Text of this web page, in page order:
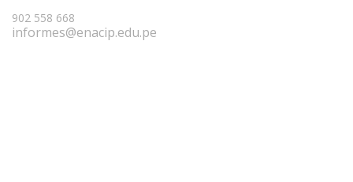
902 558 668
informes@enacip.edu.pe